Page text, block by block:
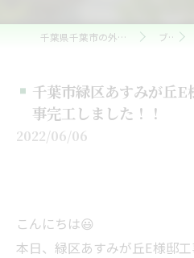
千葉県千葉市の外壁塗装ならおゆみ野工房 ブログ
千葉市緑区あすみが丘E
事完工しました！！
2022/06/06
こんにちは😃
本日、緑区あすみが丘E様邸